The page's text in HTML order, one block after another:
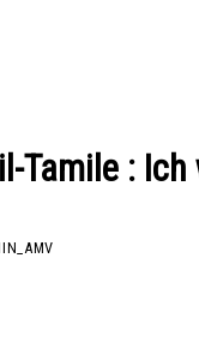
Tamile :